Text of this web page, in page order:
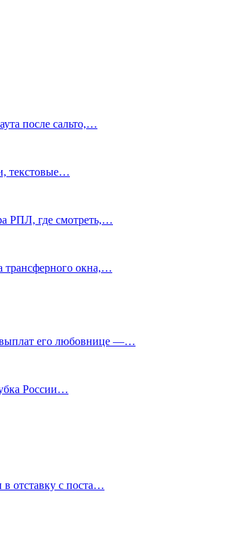
после сальто,…
текстовые…
РПЛ, где смотреть,…
трансферного окна,…
выплат его любовнице —…
России…
отставку с поста…